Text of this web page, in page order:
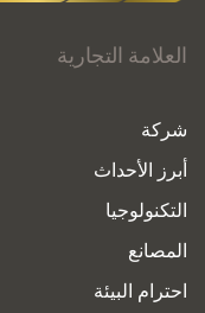
العلامة التجارية
شركة
أبرز الأحداث
التكنولوجيا
المصانع
احترام البيئة